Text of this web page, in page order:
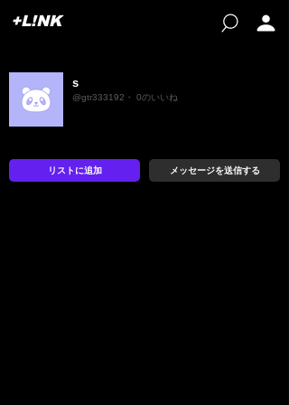
+L!NK
s
@gtr333192・ 0のいいね
リストに追加 メッセージを送信する